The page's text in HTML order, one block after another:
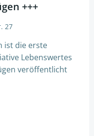
+++
27
ist die erste
Lebenswertes
veröffentlicht